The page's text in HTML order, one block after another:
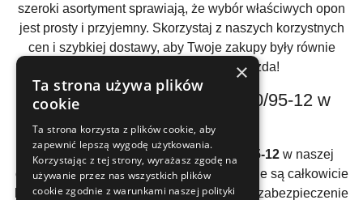
szeroki asortyment sprawiają, że wybór właściwych opon
jest prosty i przyjemny. Skorzystaj z naszych korzystnych
cen i szybkiej dostawy, aby Twoje zakupy były równie
satysfakcjonujące jak sama jazda!
Bezpieczne zakupy opon 200/95-12 w
naszym sklepie
Dokonując zakupu opon letnich 200/95-12w naszej
ofercie, masz pewność, że Twoje transakcje są całkowicie
bezpieczne. Nasz sklep gwarantuje pełne zabezpieczenie
×
Ta strona używa plików
cookie
Ta strona korzysta z plików cookie, aby
zapewnić lepszą wygodę użytkowania.
Korzystając z tej strony, wyrażasz zgodę na
używanie przez nas wszystkich plików
cookie zgodnie z warunkami naszej polityki